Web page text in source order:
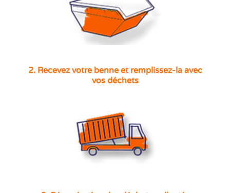
2. Recevez votre benne et remplissez-la avec
vos déchets